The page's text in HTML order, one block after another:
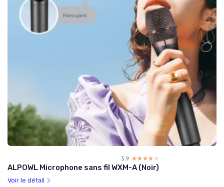
3.9 ☆☆☆☆☆
★★★★★
ALPOWL Microphone sans fil WXM-A (Noir)
Voir le détail